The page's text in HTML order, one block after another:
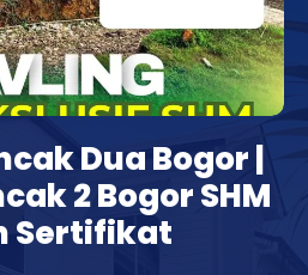
Dua Bogor |
2 Bogor SHM
Sertifikat